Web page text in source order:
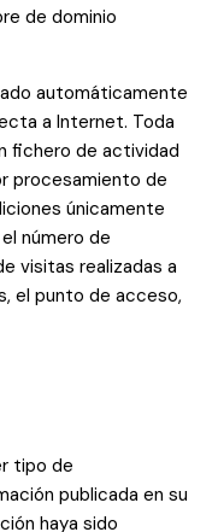
de dominio
automáticamente
a Internet. Toda
fichero de actividad
procesamiento de
únicamente
número de
visitas realizadas a
el punto de acceso,
tipo de
publicada en su
haya sido